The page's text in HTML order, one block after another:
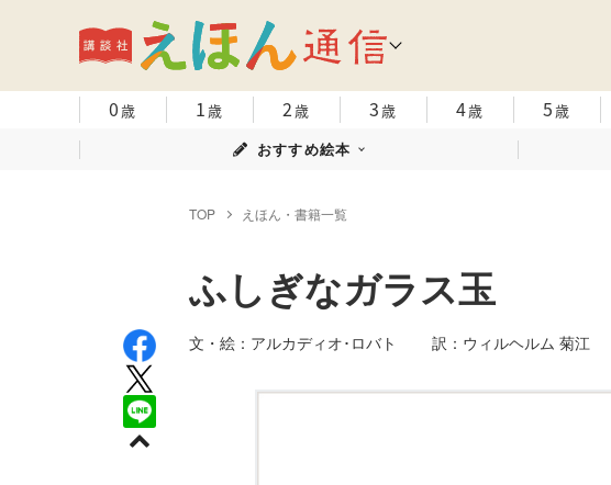
0歳 1歳 2歳 3歳 4歳 5歳
おすすめ絵本
TOP えほん・書籍一覧
ふしぎなガラス玉
文・絵：アルカディオ･ロバト 訳：ウィルヘルム 菊江